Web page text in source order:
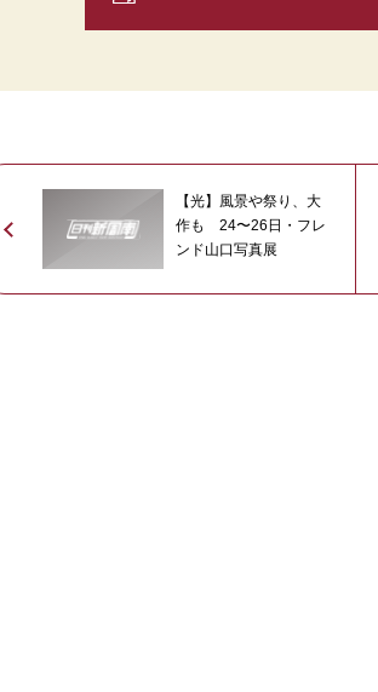
【光】風景や祭り、大
作も 24〜26日・フレ
ンド山口写真展